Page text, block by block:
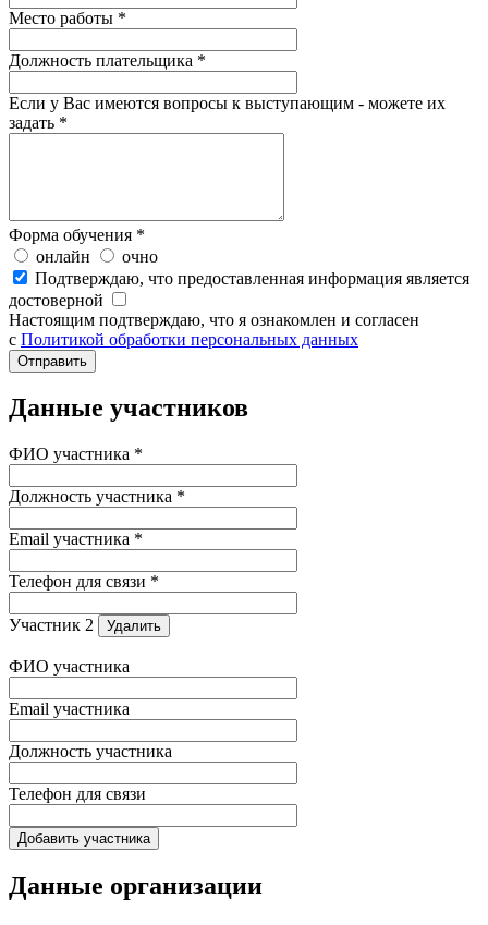
Место работы *
Должность плательщика *
Если у Вас имеются вопросы к выступающим - можете их
задать *
Форма обучения *
онлайн
очно
Подтверждаю, что предоставленная информация является
достоверной
Настоящим подтверждаю, что я ознакомлен и согласен
с Политикой обработки персональных данных
Данные участников
ФИО участника *
Должность участника *
Email участника *
Телефон для связи *
Участник 2 Удалить
ФИО участника
Email участника
Должность участника
Телефон для связи
Добавить участника
Данные организации